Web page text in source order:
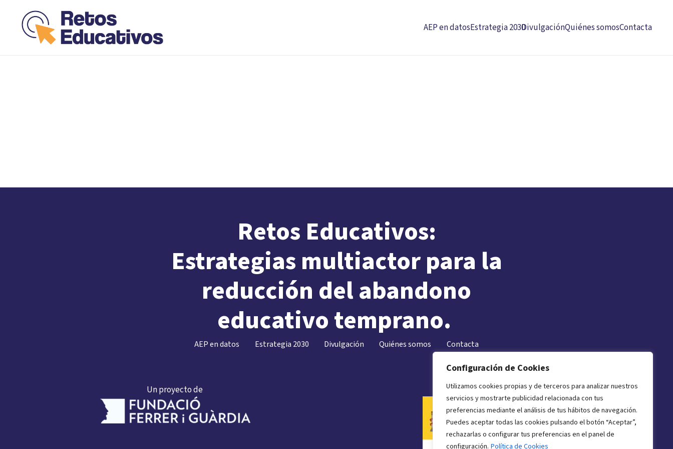
Configuración de Cookies
Utilizamos cookies propias y de terceros para analizar nuestros
servicios y mostrarte publicidad relacionada con tus
preferencias mediante el análisis de tus hábitos de navegación.
Puedes aceptar todas las cookies pulsando el botón “Aceptar”,
rechazarlas o configurar tus preferencias en el panel de
configuración. Política de Cookies
AEP en datosEstrategia 2030DivulgaciónQuiénes somosContacta
Retos Educativos:
Estrategiasmultiactorpara la
reducción del abandono
educativo temprano.
AEP en datos Estrategia 2030 Divulgación Quiénes somos Contacta
Un proyecto de Con el apoyo de